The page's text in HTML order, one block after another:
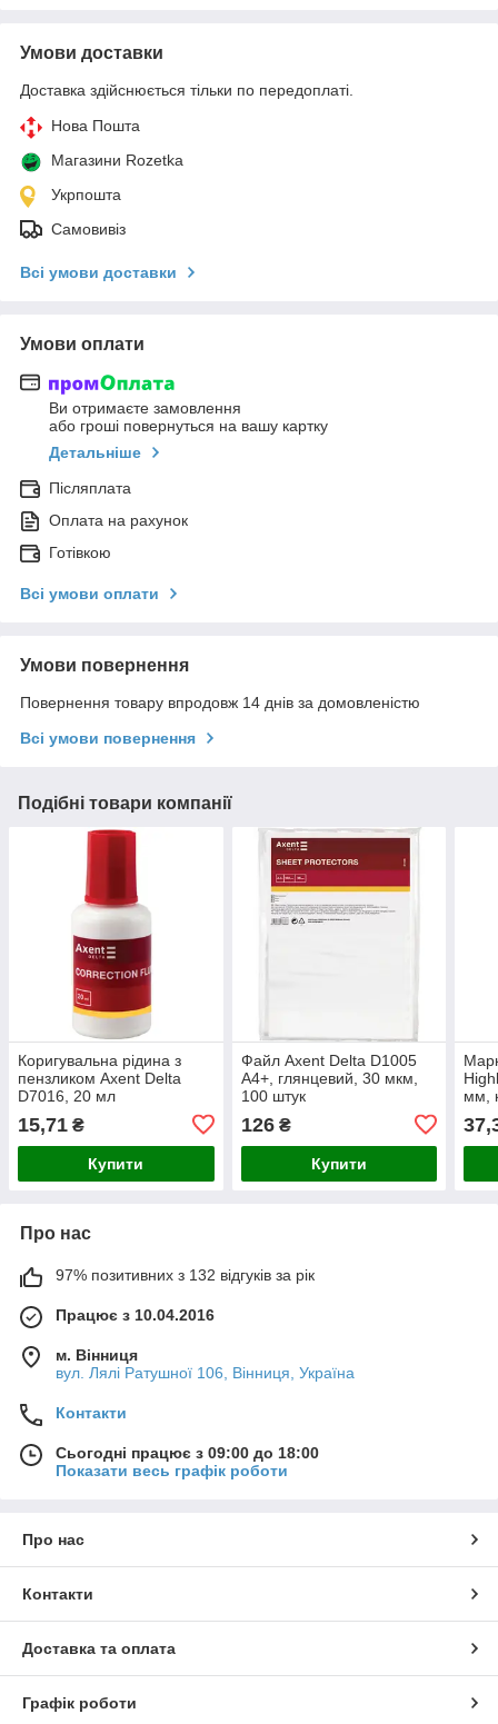
Умови доставки
Доставка здійснюється тільки по передоплаті.
Нова Пошта
Магазини Rozetka
Укрпошта
Самовивіз
Всі умови доставки
Умови оплати
Ви отримаєте замовлення
або гроші повернуться на вашу картку
Детальніше
Післяплата
Оплата на рахунок
Готівкою
Всі умови оплати
Умови повернення
Повернення товару впродовж 14 днів за домовленістю
Всі умови повернення
Подібні товари компанії
Коригувальна рідина з
пензликом Axent Delta
D7016, 20 мл
15,71 ₴
Купити
Файл Axent Delta D1005
А4+, глянцевий, 30 мкм,
100 штук
126₴
Купити
мм,
Про нас
97% позитивних з 132 відгуків за рік
Працює з 10.04.2016
м. Вінниця
вул. Лялі Ратушної 106, Вінниця, Україна
Контакти
Сьогодні працює з 09:00 до 18:00
Показати весь графік роботи
Про нас
Контакти
Доставка та оплата
Графік роботи